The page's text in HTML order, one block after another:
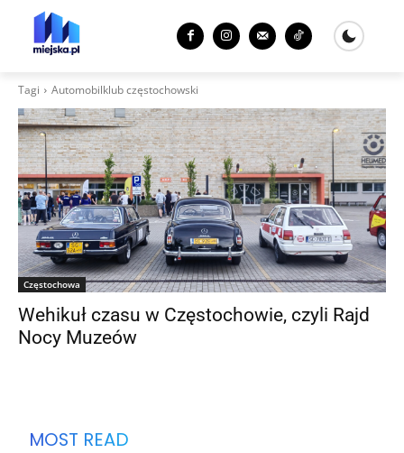
Tagi Automobilklub częstochowski
Częstochowa
Wehikuł czasu w Częstochowie, czyli Rajd
Nocy Muzeów
MOST READ